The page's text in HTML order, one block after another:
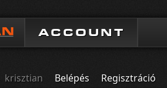
ACCOUNT
krisztian Belépés Regisztráció